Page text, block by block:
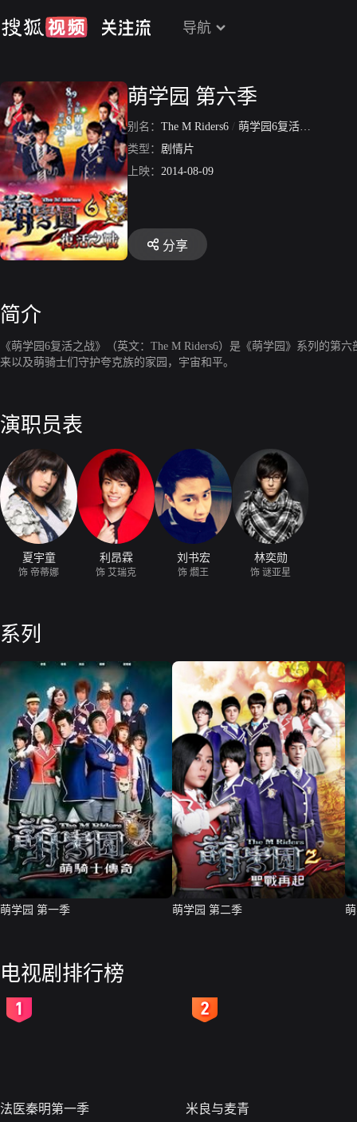
导航
萌学园 第六季
别名： The M Riders6 / 萌学园6复活之战
类型： 剧情片
上映： 2014-08-09
分享
简介
《萌学园6复活之战》（英文：The M Riders6）是《萌学园》系列的
来以及萌骑士们守护夸克族的家园，宇宙和平。
演职员表
夏宇童
饰 帝蒂娜
利昂霖
饰 艾瑞克
刘书宏
饰 爓王
林奕勋
饰 谜亚星
系列
萌学园 第一季 萌学园 第二季
电视剧排行榜
法医秦明第一季 米良与麦青